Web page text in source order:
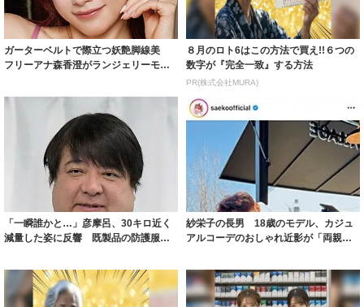
ガーターベルトで際立つ妖艶脚線美
フリーアナ森香澄がランジェリーモデ
８月のロト6はこの方法で買え!!６つの
数字が『完全一致』する方法
PR(株式会社MURA)
「一瞬誰かと…」彦摩呂、30キロ近く
減量した姿に反響 既製品の防護服が
紗栄子の長男 18歳のモデル、カジュ
アルコーデのおしゃれ近影が「両親の